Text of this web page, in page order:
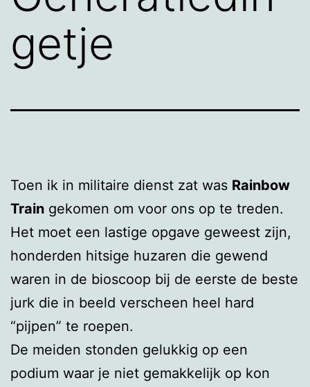
getje
Toen ik in militaire dienst zat was Rainbow
Train gekomen om voor ons op te treden.
Het moet een lastige opgave geweest zijn,
honderden hitsige huzaren die gewend
waren in de bioscoop bij de eerste de beste
jurk die in beeld verscheen heel hard
“pijpen” te roepen.
De meiden stonden gelukkig op een
podium waar je niet gemakkelijk op kon